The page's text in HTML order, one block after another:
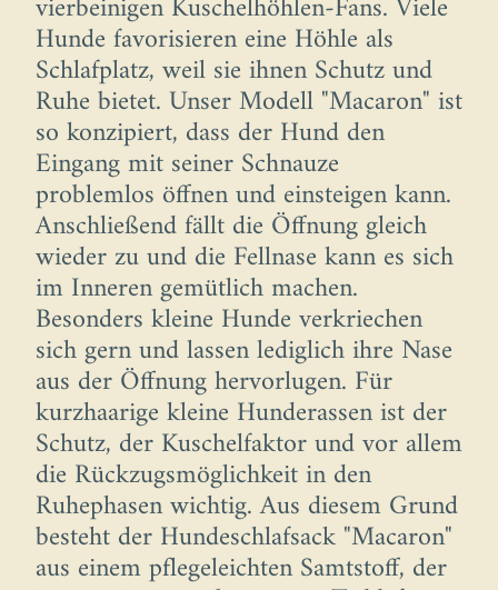
Hunde favorisieren eine Höhle als
Schlafplatz, weil sie ihnen Schutz und
Ruhe bietet. Unser Modell "Macaron" ist
so konzipiert, dass der Hund den
Eingang mit seiner Schnauze
problemlos öffnen und einsteigen kann.
Anschließend fällt die Öffnung gleich
wieder zu und die Fellnase kann es sich
im Inneren gemütlich machen.
Besonders kleine Hunde verkriechen
sich gern und lassen lediglich ihre Nase
aus der Öffnung hervorlugen. Für
kurzhaarige kleine Hunderassen ist der
Schutz, der Kuschelfaktor und vor allem
die Rückzugsmöglichkeit in den
Ruhephasen wichtig. Aus diesem Grund
besteht der Hundeschlafsack "Macaron"
aus einem pflegeleichten Samtstoff, der